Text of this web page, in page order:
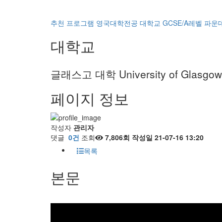
추천 프로그램 영국대학전공 대학교 GCSE/A레벨 파운
대학교
글래스고 대학 University of Glasgow
페이지 정보
작성자 관리자
댓글 0건 조회 7,806회 작성일 21-07-16 13:20
목록
본문